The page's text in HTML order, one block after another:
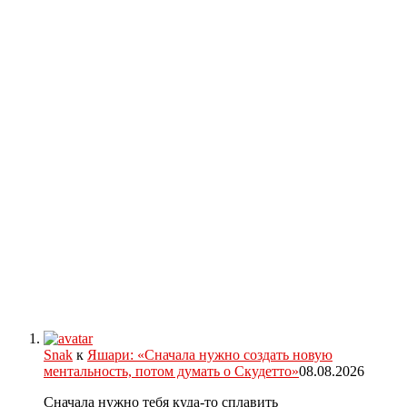
Snak к Яшари: «Сначала нужно создать новую
ментальность, потом думать о Скудетто»08.08.2026
Сначала нужно тебя куда-то сплавить